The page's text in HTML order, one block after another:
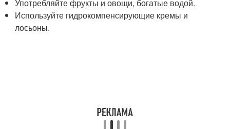
Употребляйте фрукты и овощи, богатые водой.
Используйте гидрокомпенсирующие кремы и
лосьоны.